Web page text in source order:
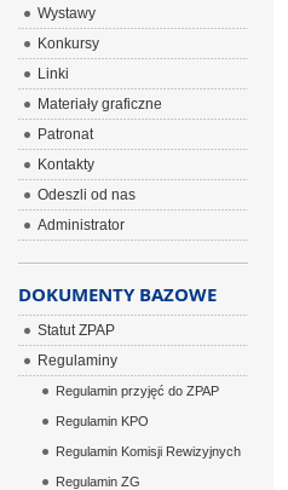
Wystawy
Konkursy
Linki
Materiały graficzne
Patronat
Kontakty
Odeszli od nas
Administrator
DOKUMENTY BAZOWE
Statut ZPAP
Regulaminy
Regulamin przyjęć do ZPAP
Regulamin KPO
Regulamin Komisji Rewizyjnych
Regulamin ZG